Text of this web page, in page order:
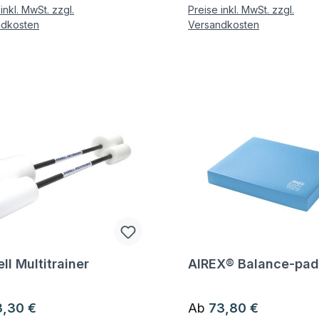
MwSt. zzgl.
Preise inkl. MwSt. zzgl.
Versandkosten
zum Artikel
Multitrainer
Preis:
€
Fragen zum Artikel
AIREX® Balance-pad
Regulärer Preis:
Ab 73,80 €